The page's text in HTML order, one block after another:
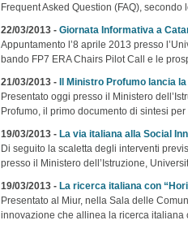
Frequent Asked Question (FAQ), secondo
22/03/2013 - Giornata Informativa a
Appuntamento l’8 aprile 2013 presso
bando FP7 ERA Chairs Pilot Call e le
21/03/2013 - Il Ministro Profumo lancia
Presentato oggi presso il Ministero
Profumo, il primo documento di sintesi
19/03/2013 - La via italiana alla Social
Di seguito la scaletta degli interventi
presso il Ministero dell’Istruzione,
19/03/2013 - La ricerca italiana con
Presentato al Miur, nella Sala delle
innovazione che allinea la ricerca italiana